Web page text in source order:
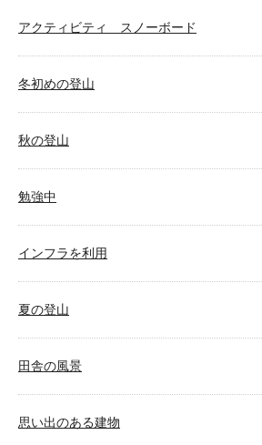
アクティビティ スノーボード
冬初めの登山
秋の登山
勉強中
インフラを利用
夏の登山
田舎の風景
思い出のある建物